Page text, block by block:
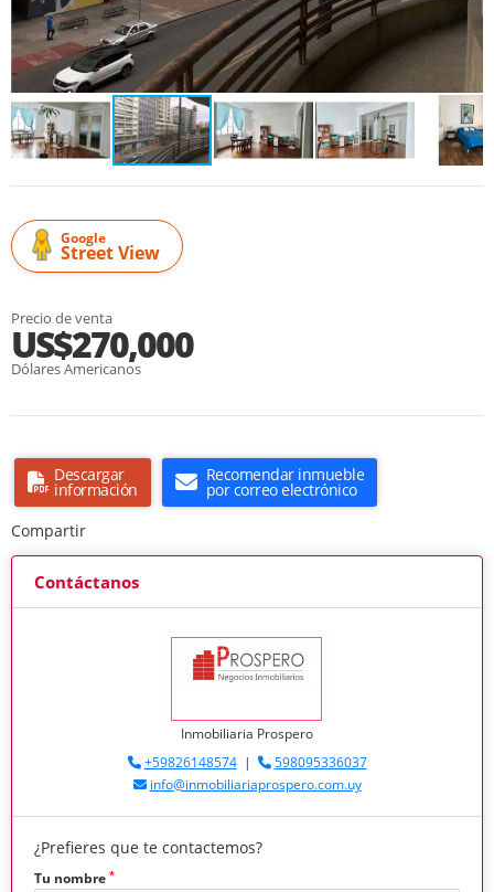
Google
Street View
Precio de venta
US$270,000
Dólares Americanos
Descargar
información
Recomendar inmueble
por correo electrónico
Compartir
Contáctanos
Inmobiliaria Prospero
+59826148574|
598095336037
info@inmobiliariaprospero.com.uy
¿Prefieres que te contactemos?
Tu nombre *